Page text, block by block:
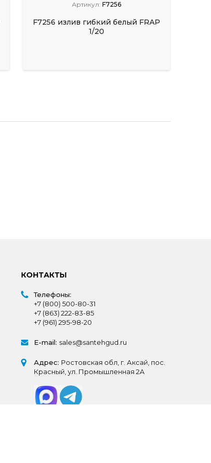
Артикул: F7256
F7256 излив гибкий белый FRAP
1/20
КОНТАКТЫ
Телефоны:
+7 (800) 500-80-31
+7 (863) 222-83-85
+7 (961) 295-98-20
E-mail: sales@santehgud.ru
Адрес: Ростовская обл, г. Аксай, пос.
Красный, ул. Промышленная 2А